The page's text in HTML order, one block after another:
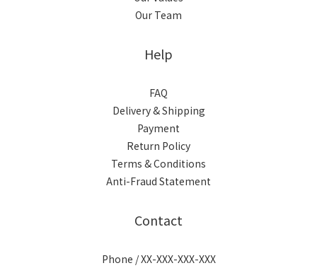
Our Team
Help
FAQ
Delivery & Shipping
Payment
Return Policy
Terms & Conditions
Anti-Fraud Statement
Contact
Phone / XX-XXX-XXX-XXX